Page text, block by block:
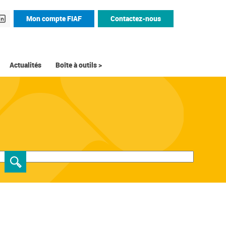
Mon compte FIAF Contactez-nous
Actualités Boîte à outils >